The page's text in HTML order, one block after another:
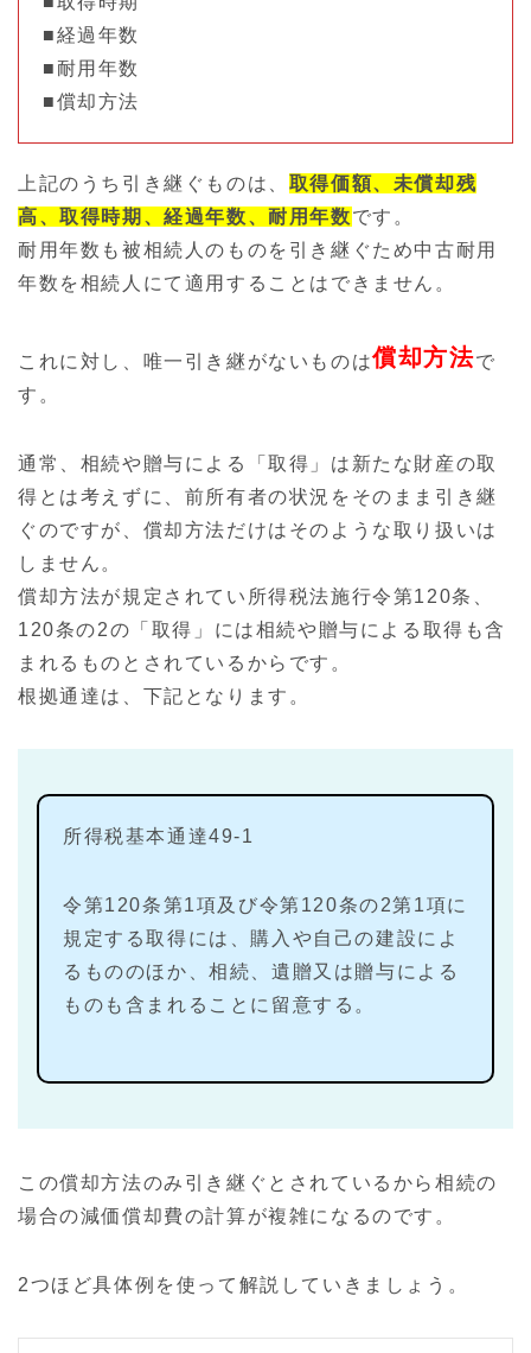
■経過年数
■耐用年数
■償却方法
上記のうち引き継ぐものは、 取得価額、未償却残
高、取得時期、経過年数、耐用年数です。
耐用年数も被相続人のものを引き継ぐため中古耐用
年数を相続人にて適用することはできません。
これに対し、唯一引き継がないものは償却方法で
す。
通常、相続や贈与による「取得」は新たな財産の取
得とは考えずに、前所有者の状況をそのまま引き継
ぐのですが、償却方法だけはそのような取り扱いは
しません。
償却方法が規定されてい所得税法施行令第120条、
120条の2の「取得」には相続や贈与による取得も含
まれるものとされているからです。
根拠通達は、下記となります。
所得税基本通達49-1
令第120条第1項及び令第120条の2第1項に
規定する取得には、購入や自己の建設によ
るもののほか、相続、遺贈又は贈与による
ものも含まれることに留意する。
この償却方法のみ引き継ぐとされているから相続の
場合の減価償却費の計算が複雑になるのです。
2つほど具体例を使って解説していきましょう。